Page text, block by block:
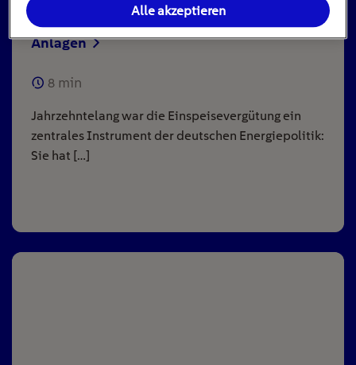
Einspeisevergütung für Photovoltaik-
Anlagen
8 min
Jahrzehntelang war die Einspeisevergütung ein
zentrales Instrument der deutschen Energiepolitik:
Sie hat […]
Alle akzeptieren